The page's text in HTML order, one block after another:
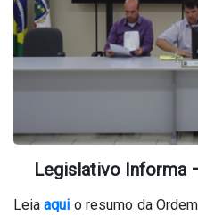
Legislativo Informa
Leiaaqui o resumo da